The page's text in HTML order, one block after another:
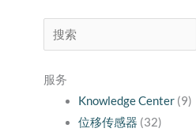
索：
服务
Knowledge Center(9)
位移传感器 (32)